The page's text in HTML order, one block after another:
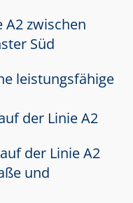
A2 zwischen
Süd
leistungsfähige
der Linie A2
der Linie A2
und